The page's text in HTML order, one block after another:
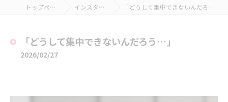
トップページ インスタ掲載 「どうして集中できないんだろう…」
「どうして集中できないんだろう…」
2026/02/27